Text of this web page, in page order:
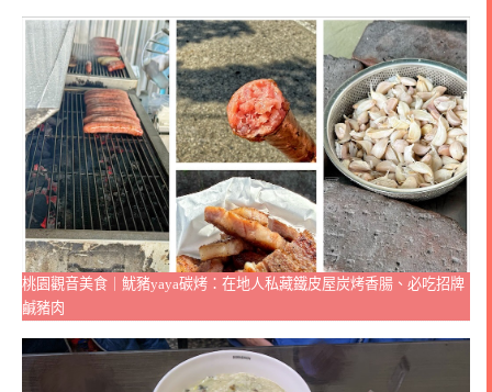
桃園觀音美食｜魷豬yaya碳烤：在地人私藏鐵皮屋炭烤香腸、必吃招牌
鹹豬肉